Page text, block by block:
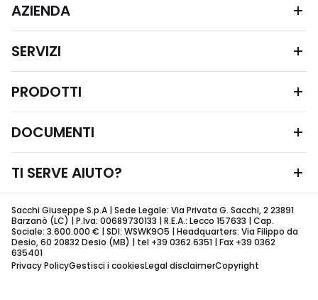
AZIENDA
SERVIZI
PRODOTTI
DOCUMENTI
TI SERVE AIUTO?
Sacchi Giuseppe S.p.A | Sede Legale: Via Privata G. Sacchi, 2 23891
Barzanò (LC) | P.Iva: 00689730133 | R.E.A.: Lecco 157633 | Cap.
Sociale: 3.600.000 € | SDI: WSWK9O5 | Headquarters: Via Filippo da
Desio, 60 20832 Desio (MB) | tel +39 0362 6351 | Fax +39 0362
635401
Privacy PolicyGestisci i cookiesLegal disclaimerCopyright